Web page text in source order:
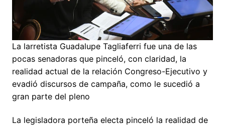
La larretista Guadalupe Tagliaferri fue una de las
pocas senadoras que pinceló, con claridad, la
realidad actual de la relación Congreso-Ejecutivo y
evadió discursos de campaña, como le sucedió a
gran parte del pleno
La legisladora porteña electa pinceló la realidad de